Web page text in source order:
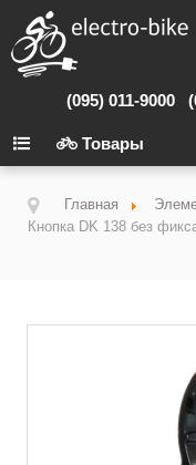
(095) 011-9000
Товары
Главная
Кнопка DK 138 без